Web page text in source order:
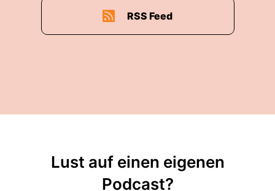
RSS Feed
Lust auf einen eigenen
Podcast?